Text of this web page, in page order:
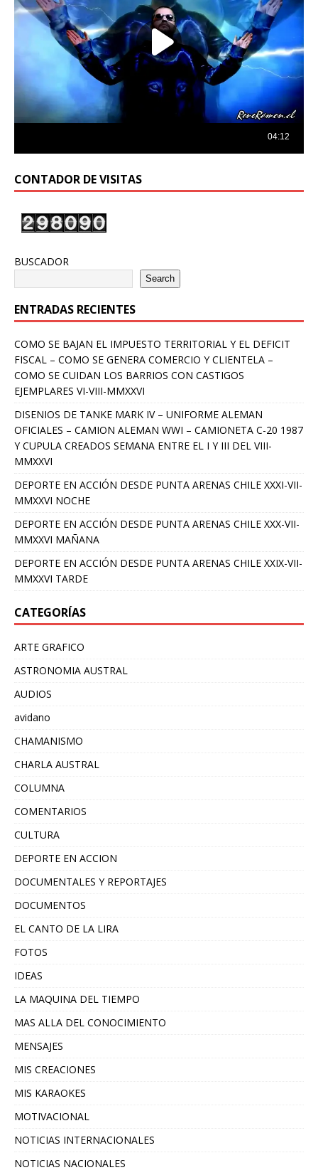
CONTADOR DE VISITAS
BUSCADOR
Search
ENTRADAS RECIENTES
COMO SE BAJAN EL IMPUESTO TERRITORIAL Y EL DEFICIT
FISCAL – COMO SE GENERA COMERCIO Y CLIENTELA –
COMO SE CUIDAN LOS BARRIOS CON CASTIGOS
EJEMPLARES VI-VIII-MMXXVI
DISENIOS DE TANKE MARK IV – UNIFORME ALEMAN
OFICIALES – CAMION ALEMAN WWI – CAMIONETA C-20 1987
Y CUPULA CREADOS SEMANA ENTRE EL I Y III DEL VIII-
MMXXVI
DEPORTE EN ACCIÓN DESDE PUNTA ARENAS CHILE XXXI-VII-
MMXXVI NOCHE
DEPORTE EN ACCIÓN DESDE PUNTA ARENAS CHILE XXX-VII-
MMXXVI MAÑANA
DEPORTE EN ACCIÓN DESDE PUNTA ARENAS CHILE XXIX-VII-
MMXXVI TARDE
CATEGORÍAS
ARTE GRAFICO
ASTRONOMIA AUSTRAL
AUDIOS
avidano
CHAMANISMO
CHARLA AUSTRAL
COLUMNA
COMENTARIOS
CULTURA
DEPORTE EN ACCION
DOCUMENTALES Y REPORTAJES
DOCUMENTOS
EL CANTO DE LA LIRA
FOTOS
IDEAS
LA MAQUINA DEL TIEMPO
MAS ALLA DEL CONOCIMIENTO
MENSAJES
MIS CREACIONES
MIS KARAOKES
MOTIVACIONAL
NOTICIAS INTERNACIONALES
NOTICIAS NACIONALES